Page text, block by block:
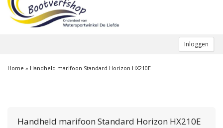
Inloggen
Home » Handheld marifoon Standard Horizon HX210E
Handheld marifoon Standard Horizon HX210E